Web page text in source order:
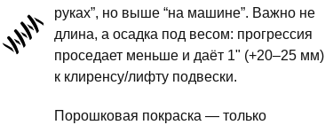
подвески
руках”, но выше “на машине”. Важно не
длина, а осадка под весом: прогрессия
проседает меньше и даёт 1" (+20–25 мм)
к клиренсу/лифту подвески.
Порошковая покраска — только